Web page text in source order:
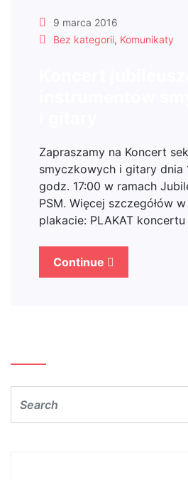
9 marca 2016
Bez kategorii, Komunikaty
Zapraszamy na Koncert
smyczkowych i gitary dnia
godz. 17:00 w ramach
PSM. Więcej szczegółów
plakacie: PLAKAT
Continue